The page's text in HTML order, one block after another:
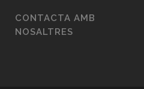
CONTACTA AMB
NOSALTRES